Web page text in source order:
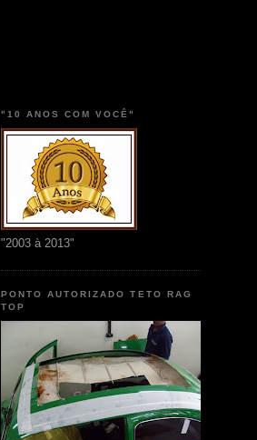
"10 ANOS COM VOCÊ"
"2003 à 2013"
PONTO AUTORIZADO TETO RAG
TOP